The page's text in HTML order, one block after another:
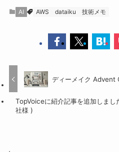
AI AWS dataiku 技術メモ
ディーメイク Advent
TopVoiceに紹介記事を追加しまし
社様 )